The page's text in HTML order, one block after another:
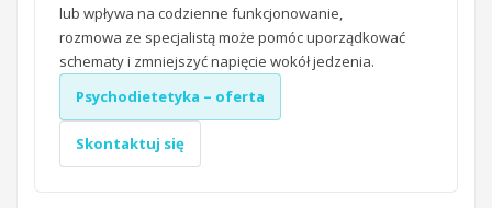
lub wpływa na codzienne funkcjonowanie,
rozmowa ze specjalistą może pomóc uporządkować
schematy i zmniejszyć napięcie wokół jedzenia.
Psychodietetyka – oferta
Skontaktuj się